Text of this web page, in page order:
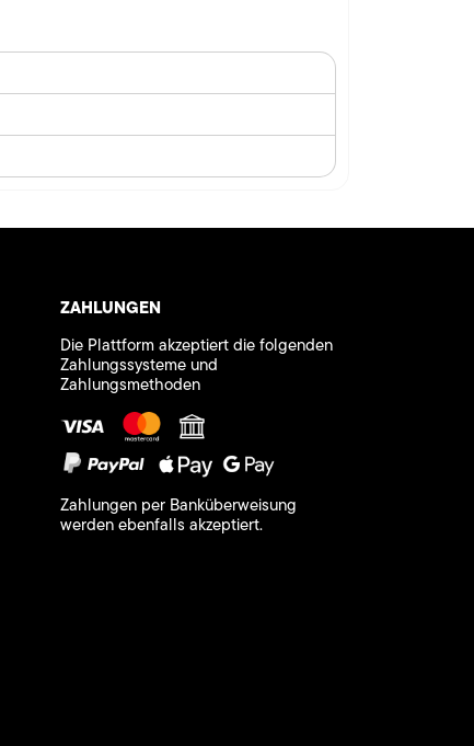
ZAHLUNGEN
Die Plattform akzeptiert die folgenden
Zahlungssysteme und
Zahlungsmethoden
Zahlungen per Banküberweisung
werden ebenfalls akzeptiert.